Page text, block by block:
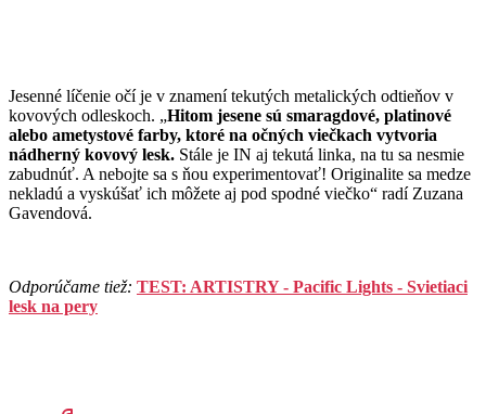
Jesenné líčenie očí je v znamení tekutých metalických odtieňov v
kovových odleskoch. „Hitom jesene sú smaragdové, platinové
alebo ametystové farby, ktoré na očných viečkach vytvoria
nádherný kovový lesk. Stále je IN aj tekutá linka, na tu sa nesmie
zabudnúť. A nebojte sa s ňou experimentovať! Originalite sa medze
nekladú a vyskúšať ich môžete aj pod spodné viečko“ radí Zuzana
Gavendová.
Odporúčame tiež: TEST: ARTISTRY - Pacific Lights - Svietiaci
lesk na pery